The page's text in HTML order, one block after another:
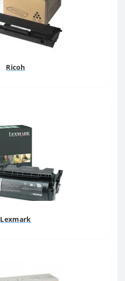
Ricoh
Lexmark